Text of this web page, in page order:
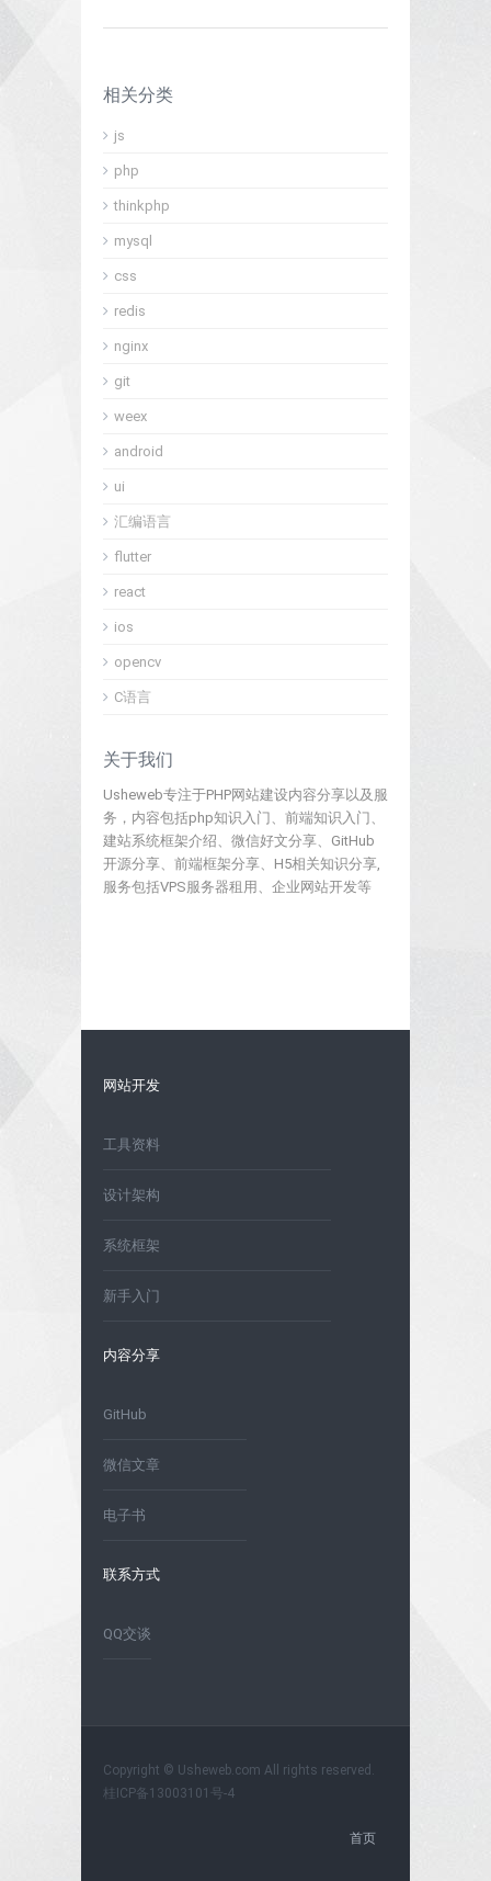
相关分类
js
php
thinkphp
mysql
css
redis
nginx
git
weex
android
ui
汇编语言
flutter
react
ios
opencv
C语言
关于我们
Usheweb专注于PHP网站建设内容分享以及服
务，内容包括php知识入门、前端知识入门、
建站系统框架介绍、微信好文分享、GitHub
开源分享、前端框架分享、H5相关知识分享,
服务包括VPS服务器租用、企业网站开发等
网站开发
工具资料
设计架构
系统框架
新手入门
内容分享
GitHub
微信文章
电子书
联系方式
QQ交谈
Copyright © Usheweb.com All rights reserved.
桂ICP备13003101号-4
首页